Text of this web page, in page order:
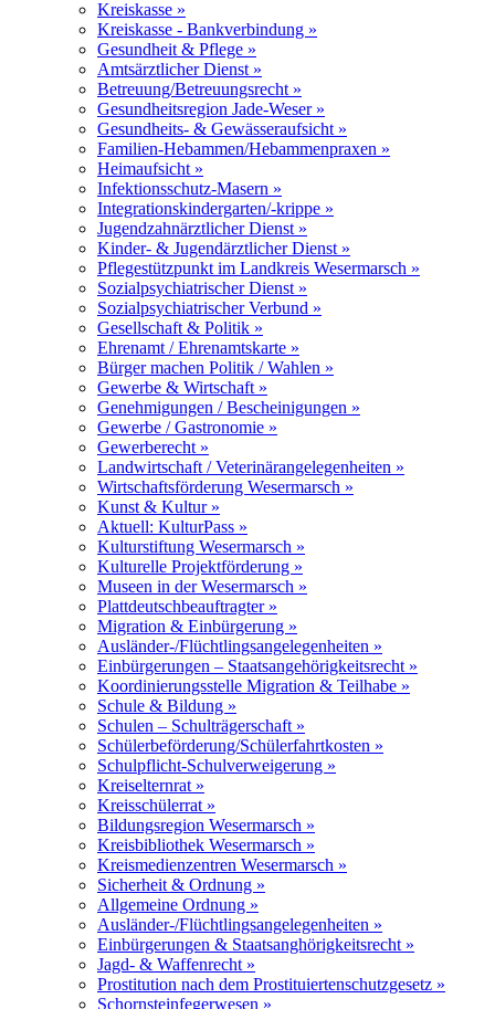
Kreiskasse »
Kreiskasse - Bankverbindung »
Gesundheit & Pflege »
Amtsärztlicher Dienst »
Betreuung/Betreuungsrecht »
Gesundheitsregion Jade-Weser »
Gesundheits- & Gewässeraufsicht »
Familien-Hebammen/Hebammenpraxen »
Heimaufsicht »
Infektionsschutz-Masern »
Integrationskindergarten/-krippe »
Jugendzahnärztlicher Dienst »
Kinder- & Jugendärztlicher Dienst »
Pflegestützpunkt im Landkreis Wesermarsch »
Sozialpsychiatrischer Dienst »
Sozialpsychiatrischer Verbund »
Gesellschaft & Politik »
Ehrenamt / Ehrenamtskarte »
Bürger machen Politik / Wahlen »
Gewerbe & Wirtschaft »
Genehmigungen / Bescheinigungen »
Gewerbe / Gastronomie »
Gewerberecht »
Landwirtschaft / Veterinärangelegenheiten »
Wirtschaftsförderung Wesermarsch »
Kunst & Kultur »
Aktuell: KulturPass »
Kulturstiftung Wesermarsch »
Kulturelle Projektförderung »
Museen in der Wesermarsch »
Plattdeutschbeauftragter »
Migration & Einbürgerung »
Ausländer-/Flüchtlingsangelegenheiten »
Einbürgerungen – Staatsangehörigkeitsrecht »
Koordinierungsstelle Migration & Teilhabe »
Schule & Bildung »
Schulen – Schulträgerschaft »
Schülerbeförderung/Schülerfahrtkosten »
Schulpflicht-Schulverweigerung »
Kreiselternrat »
Kreisschülerrat »
Bildungsregion Wesermarsch »
Kreisbibliothek Wesermarsch »
Kreismedienzentren Wesermarsch »
Sicherheit & Ordnung »
Allgemeine Ordnung »
Ausländer-/Flüchtlingsangelegenheiten »
Einbürgerungen & Staatsanghörigkeitsrecht »
Jagd- & Waffenrecht »
Prostitution nach dem Prostituiertenschutzgesetz »
Schornsteinfegerwesen »